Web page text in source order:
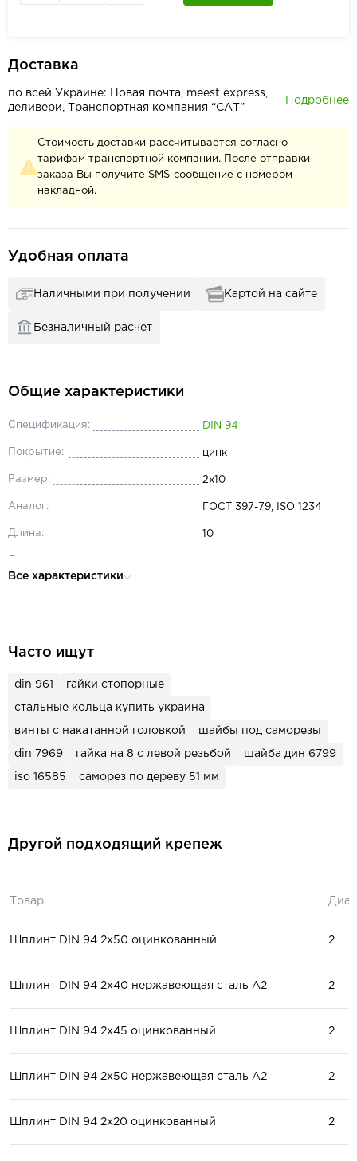
Доставка
по всей Украине: Новая почта, meest express,
деливери, Транспортная компания “САТ”
Подробнее
Стоимость доставки рассчитывается согласно
тарифам транспортной компании. После отправки
заказа Вы получите SMS-сообщение с номером
накладной.
Удобная оплата
Наличными при получении Картой на сайте
Безналичный расчет
Общие характеристики
Спецификация: DIN 94
Покрытие: цинк
Размер: 2x10
Аналог: ГОСТ 397-79, ISO 1234
Длина: 10
Все характеристики
Часто ищут
din 961 гайки стопорные
стальные кольца купить украина
винты с накатанной головкой шайбы под саморезы
din 7969 гайка на 8 с левой резьбой шайба дин 6799
iso 16585 саморез по дереву 51 мм
Другой подходящий крепеж
Товар
Шплинт DIN 94 2x50 оцинкованный 2
Шплинт DIN 94 2x40 нержавеющая сталь А2 2
Шплинт DIN 94 2x45 оцинкованный 2
Шплинт DIN 94 2x50 нержавеющая сталь А2 2
Шплинт DIN 94 2x20 оцинкованный 2